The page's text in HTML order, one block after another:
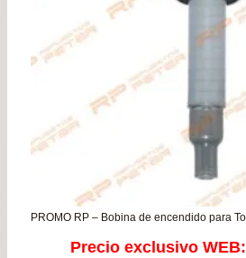
Precio exclusivo WEB: